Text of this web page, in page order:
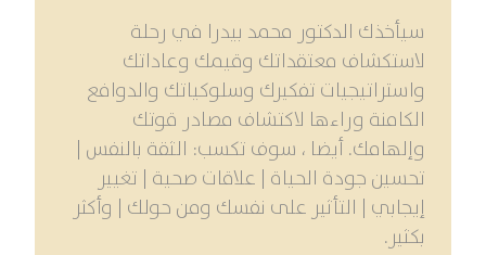
سيأخذك الدكتور محمد بيدرا في رحلة
لاستكشاف معتقداتك وقيمك وعاداتك
واستراتيجيات تفكيرك وسلوكياتك والدوافع
الكامنة وراءها لاكتشاف مصادر قوتك
وإلهامك. أيضا ، سوف تكسب: الثقة بالنفس |
تحسين جودة الحياة | علاقات صحية | تغيير
إيجابي | التأثير على نفسك ومن حولك | وأكثر
بكثير.